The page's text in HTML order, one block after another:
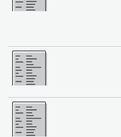
더 보기
더 보기